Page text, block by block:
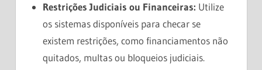
Restrições Judiciais ou Financeiras: Utilize
os sistemas disponíveis para checar se
existem restrições, como financiamentos não
quitados, multas ou bloqueios judiciais.